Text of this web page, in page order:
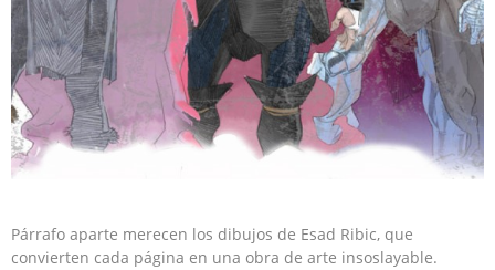
Párrafo aparte merecen los dibujos de Esad Ribic, que
convierten cada página en una obra de arte insoslayable.